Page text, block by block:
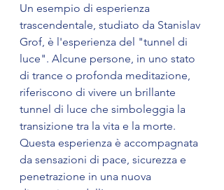
Un esempio di esperienza
trascendentale, studiato da Stanislav
Grof, è l'esperienza del "tunnel di
luce". Alcune persone, in uno stato
di trance o profonda meditazione,
riferiscono di vivere un brillante
tunnel di luce che simboleggia la
transizione tra la vita e la morte.
Questa esperienza è accompagnata
da sensazioni di pace, sicurezza e
penetrazione in una nuova